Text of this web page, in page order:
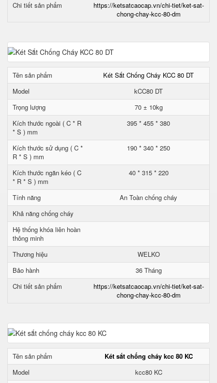
Chi tiết sản phẩm
https://ketsatcaocap.vn/chi-tiet/ket-sat-
chong-chay-kcc-80-dm
Tên sản phẩm
Két Sắt Chống Cháy KCC 80 DT
Model
kCC80 DT
Trọng lượng
70 ± 10kg
Kích thước ngoài ( C * R
* S ) mm
395 * 455 * 380
Kích thước sử dụng ( C *
R * S ) mm
190 * 340 * 250
Kích thước ngăn kéo ( C
* R * S ) mm
40 * 315 * 220
Tính năng
An Toàn chống cháy
Khả năng chống cháy
Hệ thống khóa liên hoàn
thông minh
Thương hiệu
WELKO
Bảo hành
36 Tháng
Chi tiết sản phẩm
https://ketsatcaocap.vn/chi-tiet/ket-sat-
chong-chay-kcc-80-dm
Tên sản phẩm
Két sắt chống cháy kcc 80 KC
Model
kcc80 KC